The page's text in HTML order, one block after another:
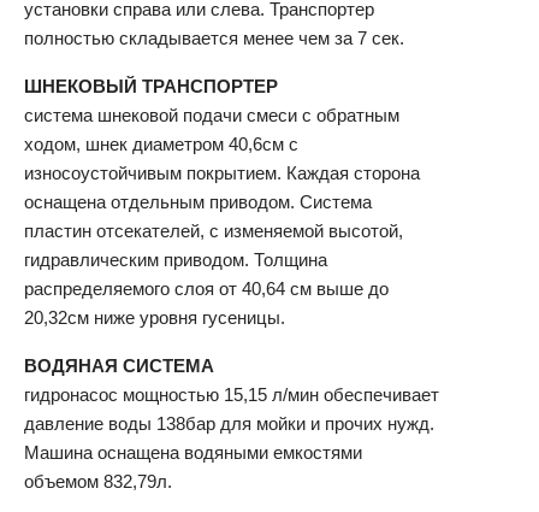
установки справа или слева. Транспортер
полностью складывается менее чем за 7 сек.
ШНЕКОВЫЙ ТРАНСПОРТЕР
система шнековой подачи смеси с обратным
ходом, шнек диаметром 40,6см с
износоустойчивым покрытием. Каждая сторона
оснащена отдельным приводом. Система
пластин отсекателей, с изменяемой высотой,
гидравлическим приводом. Толщина
распределяемого слоя от 40,64 см выше до
20,32см ниже уровня гусеницы.
ВОДЯНАЯ СИСТЕМА
гидронасос мощностью 15,15 л/мин обеспечивает
давление воды 138бар для мойки и прочих нужд.
Машина оснащена водяными емкостями
объемом 832,79л.